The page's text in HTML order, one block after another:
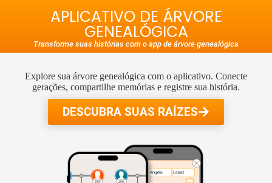
APLICATIVO DE ÁRVORE
GENEALÓGICA
Transforme suas histórias com o app de árvore genealógica
Explore sua árvore genealógica com o aplicativo. Conecte
gerações, compartilhe memórias e registre sua história.
DESCUBRA SUAS RAÍZES